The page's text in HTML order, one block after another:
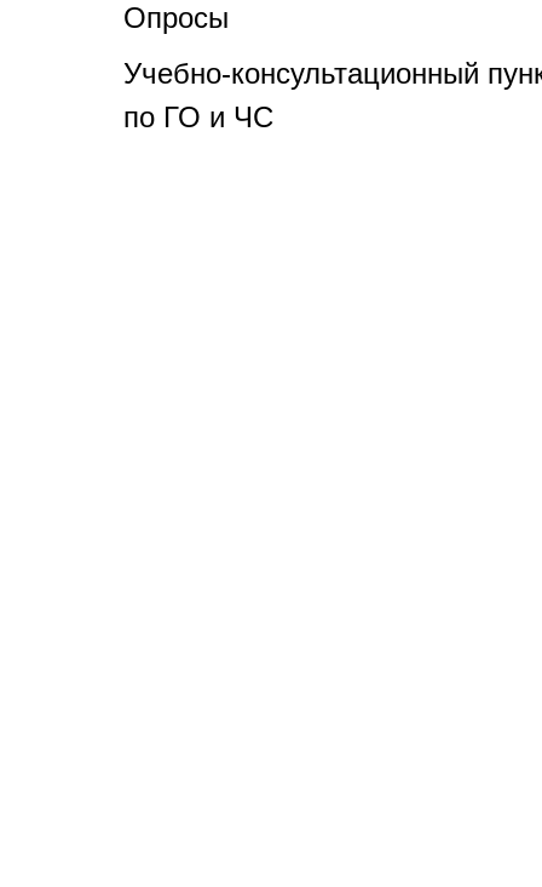
Опросы
Учебно-консультационный
по ГО и ЧС